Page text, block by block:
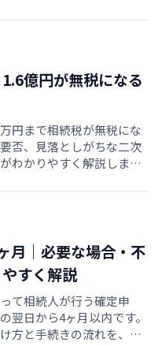
億円が無税になる
円まで相続税が無税にな
否、見落としがちな二次
わかりやすく解説します
月｜必要な場合・不
すく解説
て相続人が行う確定申
翌日から4ヶ月以内です。
方と手続きの流れを、奈